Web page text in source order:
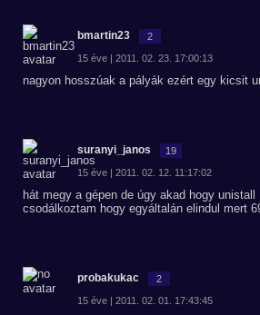
bmartin23 2
15 éve | 2011. 02. 23. 17:00:13
nagyon hosszúak a pályák ezért egy kicsit
suranyi_janos 19
15 éve | 2011. 02. 12. 11:17:02
hát megy a gépen de úgy akad hogy
csodálkoztam hogy egyáltalán elindul mert
probakukac 2
15 éve | 2011. 02. 01. 17:43:45